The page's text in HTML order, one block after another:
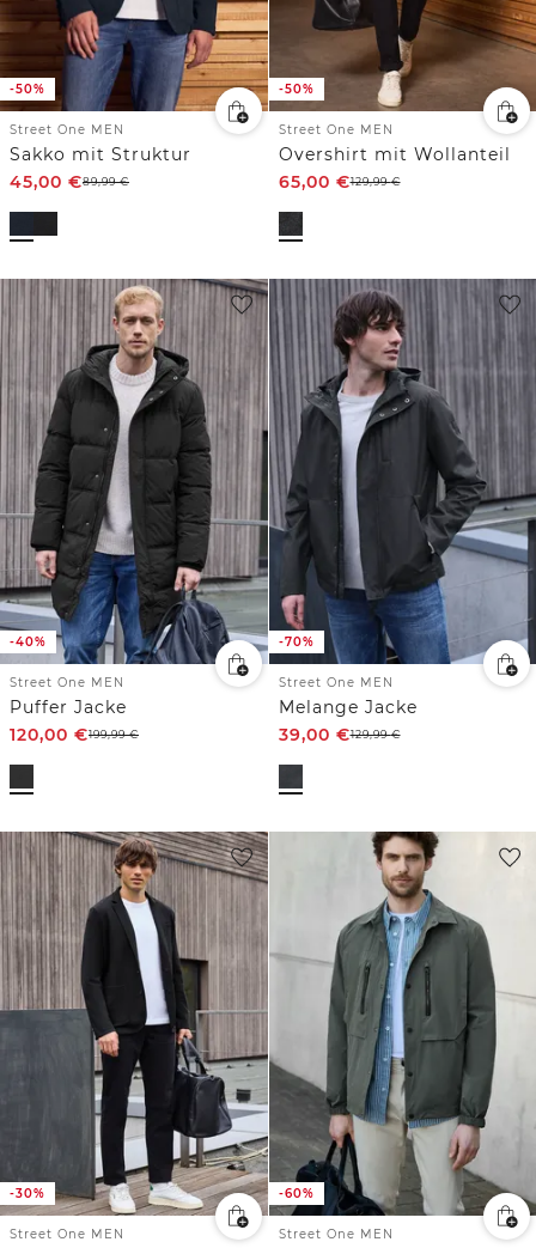
-50%
Street One MEN
Sakko mit Struktur
45,00 €89,99€
-50%
Street One MEN
Overshirt mit Wollanteil
65,00 €129,99€
-40%
Street One MEN
Puffer Jacke
120,00 €199,99€
-70%
Street One MEN
Melange Jacke
39,00 €129,99€
-30%
Street One MEN
-60%
Street One MEN